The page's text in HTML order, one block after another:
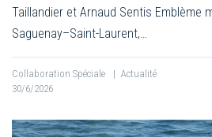
Taillandier et Arnaud Sentis Emblème
Saguenay–Saint-Laurent,…
Collaboration Spéciale | Actualité
30/6/2026